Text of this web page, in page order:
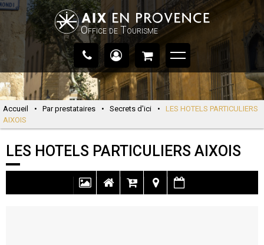
Office de Tourisme
Accueil • Par prestataires • Secrets d'ici •
LES HOTELS PARTICULIERS
AIXOIS
LES HOTELS PARTICULIERS AIXOIS